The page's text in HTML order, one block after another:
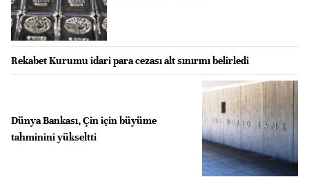
Rekabet Kurumu idari para cezası alt sınırını belirledi
Dünya Bankası, Çin için büyüme
tahminini yükseltti